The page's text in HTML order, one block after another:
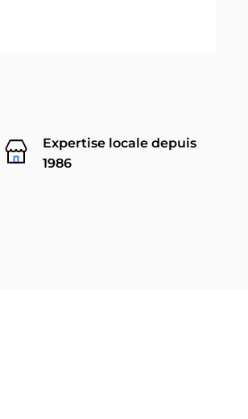
Expertise locale depuis
1986